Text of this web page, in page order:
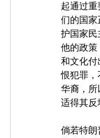
起通过
们的国家
护国家民
他的政策
和文化付
恨犯罪，
华裔，所
适得其反
倘若特朗